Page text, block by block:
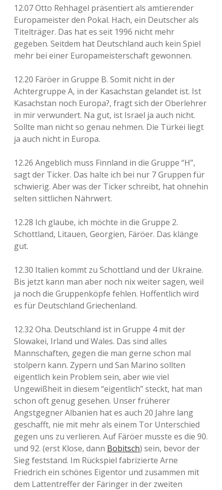
12.07 Otto Rehhagel präsentiert als amtierender
Europameister den Pokal. Hach, ein Deutscher als
Titelträger. Das hat es seit 1996 nicht mehr
gegeben. Seitdem hat Deutschland auch kein Spiel
mehr bei einer Europameisterschaft gewonnen.
12.20 Färöer in Gruppe B. Somit nicht in der
Achtergruppe A, in der Kasachstan gelandet ist. Ist
Kasachstan noch Europa?, fragt sich der Oberlehrer
in mir verwundert. Na gut, ist Israel ja auch nicht.
Sollte man nicht so genau nehmen. Die Türkei liegt
ja auch nicht in Europa.
12.26 Angeblich muss Finnland in die Gruppe “H”,
sagt der Ticker. Das halte ich bei nur 7 Gruppen für
schwierig. Aber was der Ticker schreibt, hat ohnehin
selten sittlichen Nährwert.
12.28 Ich glaube, ich möchte in die Gruppe 2.
Schottland, Litauen, Georgien, Färöer. Das klänge
gut.
12.30 Italien kommt zu Schottland und der Ukraine.
Bis jetzt kann man aber noch nix weiter sagen, weil
ja noch die Gruppenköpfe fehlen. Hoffentlich wird
es für Deutschland Griechenland.
12.32 Oha. Deutschland ist in Gruppe 4 mit der
Slowakei, Irland und Wales. Das sind alles
Mannschaften, gegen die man gerne schon mal
stolpern kann. Zypern und San Marino sollten
eigentlich kein Problem sein, aber wie viel
Ungewißheit in diesem “eigentlich” steckt, hat man
schon oft genug gesehen. Unser früherer
Angstgegner Albanien hat es auch 20 Jahre lang
geschafft, nie mit mehr als einem Tor Unterschied
gegen uns zu verlieren. Auf Färöer musste es die 90.
und 92. (erst Klose, dann Bobitsch) sein, bevor der
Sieg feststand. Im Rückspiel fabrizierte Arne
Friedrich ein schönes Eigentor und zusammen mit
dem Lattentreffer der Färinger in der zweiten